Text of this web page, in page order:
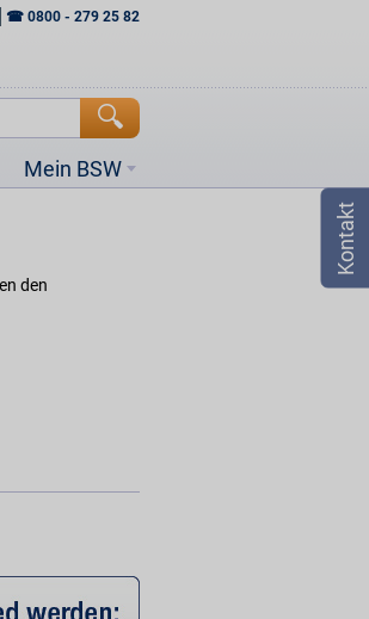
☎ 0800 - 279 25 82
Mein BSW
den